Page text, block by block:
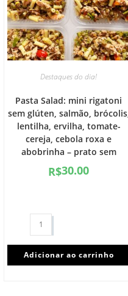
Destaques do dia!
Pasta Salad: mini rigatoni
sem glúten, salmão, brócolis,
lentilha, ervilha, tomate-
cereja, cebola roxa e
abobrinha – prato sem
glúten/lactose (300g)
R$30.00
Adicionar ao carrinho